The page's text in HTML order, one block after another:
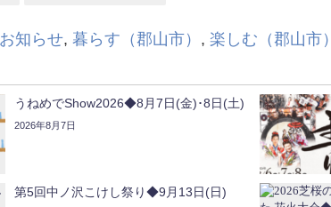
お知らせ 暮らす（郡山市） 楽しむ（郡山市）
うねめでShow2026◆8月7日(金)･8日(土)
2026年8月7日
第5回中ノ沢こけし祭り◆9月13日(日)